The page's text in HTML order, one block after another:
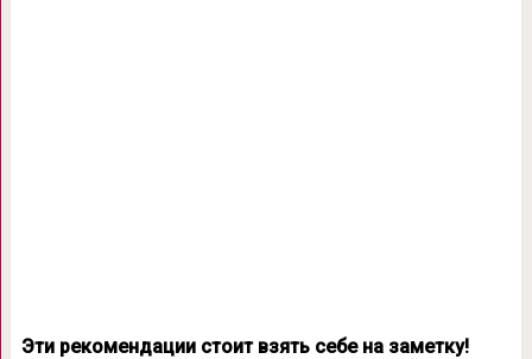
Эти рекомендации стоит взять себе на заметку!